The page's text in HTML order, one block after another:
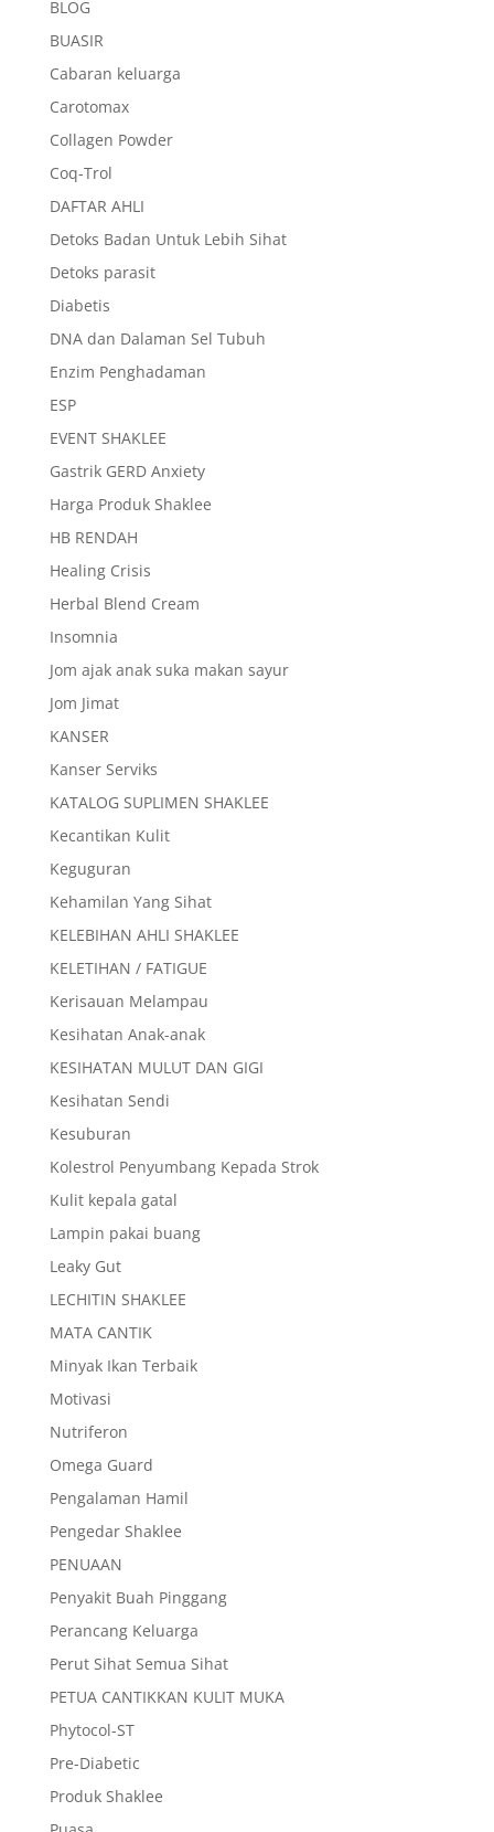
BLOG
BUASIR
Cabaran keluarga
Carotomax
Collagen Powder
Coq-Trol
DAFTAR AHLI
Detoks Badan Untuk Lebih Sihat
Detoks parasit
Diabetis
DNA dan Dalaman Sel Tubuh
Enzim Penghadaman
ESP
EVENT SHAKLEE
Gastrik GERD Anxiety
Harga Produk Shaklee
HB RENDAH
Healing Crisis
Herbal Blend Cream
Insomnia
Jom ajak anak suka makan sayur
Jom Jimat
KANSER
Kanser Serviks
KATALOG SUPLIMEN SHAKLEE
Kecantikan Kulit
Keguguran
Kehamilan Yang Sihat
KELEBIHAN AHLI SHAKLEE
KELETIHAN / FATIGUE
Kerisauan Melampau
Kesihatan Anak-anak
KESIHATAN MULUT DAN GIGI
Kesihatan Sendi
Kesuburan
Kolestrol Penyumbang Kepada Strok
Kulit kepala gatal
Lampin pakai buang
Leaky Gut
LECHITIN SHAKLEE
MATA CANTIK
Minyak Ikan Terbaik
Motivasi
Nutriferon
Omega Guard
Pengalaman Hamil
Pengedar Shaklee
PENUAAN
Penyakit Buah Pinggang
Perancang Keluarga
Perut Sihat Semua Sihat
PETUA CANTIKKAN KULIT MUKA
Phytocol-ST
Pre-Diabetic
Produk Shaklee